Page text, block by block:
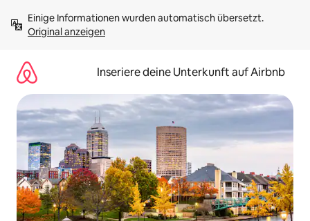
Inhalten
springenOriginal anzeigen
Inseriere deine Unterkunft auf Airbnb